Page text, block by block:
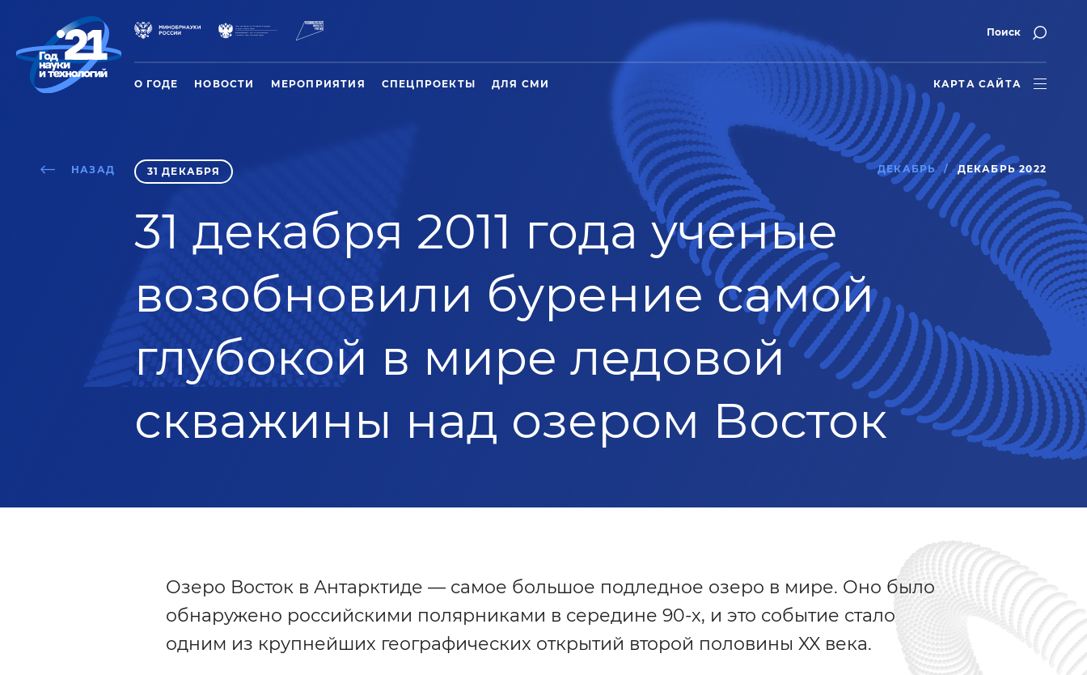
Поиск
О ГОДЕ НОВОСТИ МЕРОПРИЯТИЯ СПЕЦПРОЕКТЫ ДЛЯ СМИ КАРТА САЙТА
НАЗАД 31 ДЕКАБРЯ ДЕКАБРЬ ДЕКАБРЬ 2022
31 декабря 2011 года ученые
возобновили бурение самой
глубокой в мире ледовой
скважины над озером Восток
Озеро Восток в Антарктиде — самое большое подледное озеро в мире. Оно было
обнаружено российскими полярниками в середине 90-х, и это событие стало
одним из крупнейших географических открытий второй половины XX века.